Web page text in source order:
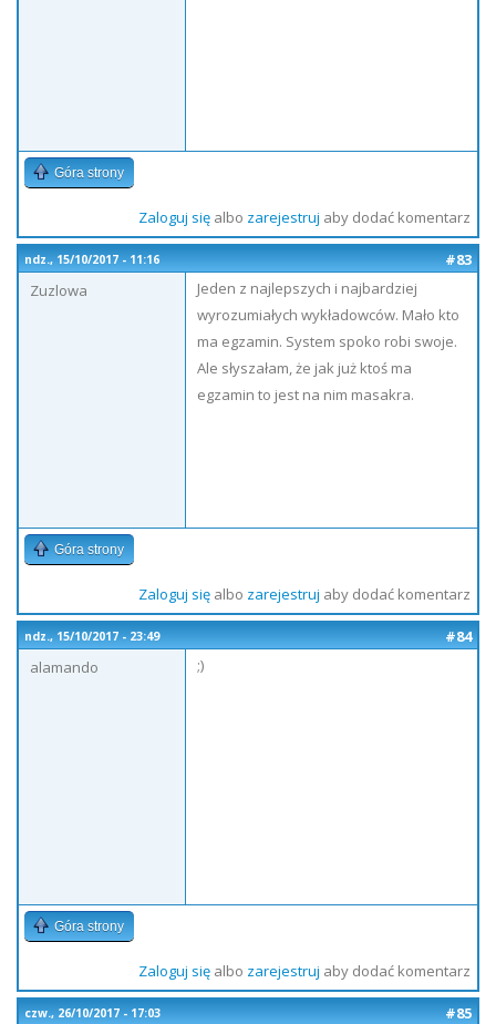
Góra strony
Zaloguj sięalbo zarejestruj aby dodać komentarz
ndz., 15/10/2017 - 11:16
#83
Zuzlowa
Jeden z najlepszych i najbardziej
wyrozumiałych wykładowców. Mało kto
ma egzamin. System spoko robi swoje.
Ale słyszałam, że jak już ktoś ma
egzamin to jest na nim masakra.
Góra strony
Zaloguj sięalbo zarejestruj aby dodać komentarz
ndz., 15/10/2017 - 23:49
#84
alamando
;)
Góra strony
Zaloguj sięalbo zarejestruj aby dodać komentarz
czw., 26/10/2017 - 17:03
#85